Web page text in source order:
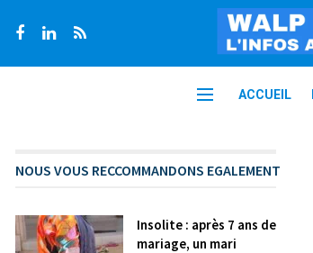
ACCUEIL
NOUS VOUS RECCOMMANDONS EGALEMENT
Insolite : après 7 ans de
mariage, un mari